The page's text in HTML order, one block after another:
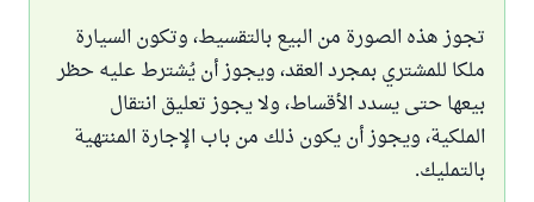
تجوز هذه الصورة من البيع بالتقسيط، وتكون السيارة
ملكا للمشتري بمجرد العقد، ويجوز أن يُشترط عليه حظر
بيعها حتى يسدد الأقساط، ولا يجوز تعليق انتقال
الملكية، ويجوز أن يكون ذلك من باب الإجارة المنتهية
بالتمليك.